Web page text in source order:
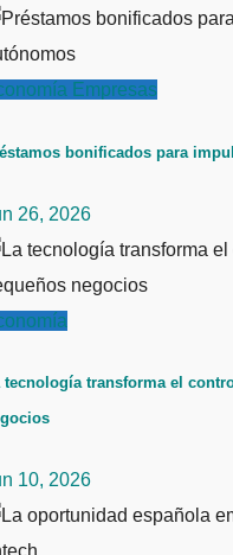
Empresas
bonificados para
26, 2026
tecnología transforma el
10, 2026